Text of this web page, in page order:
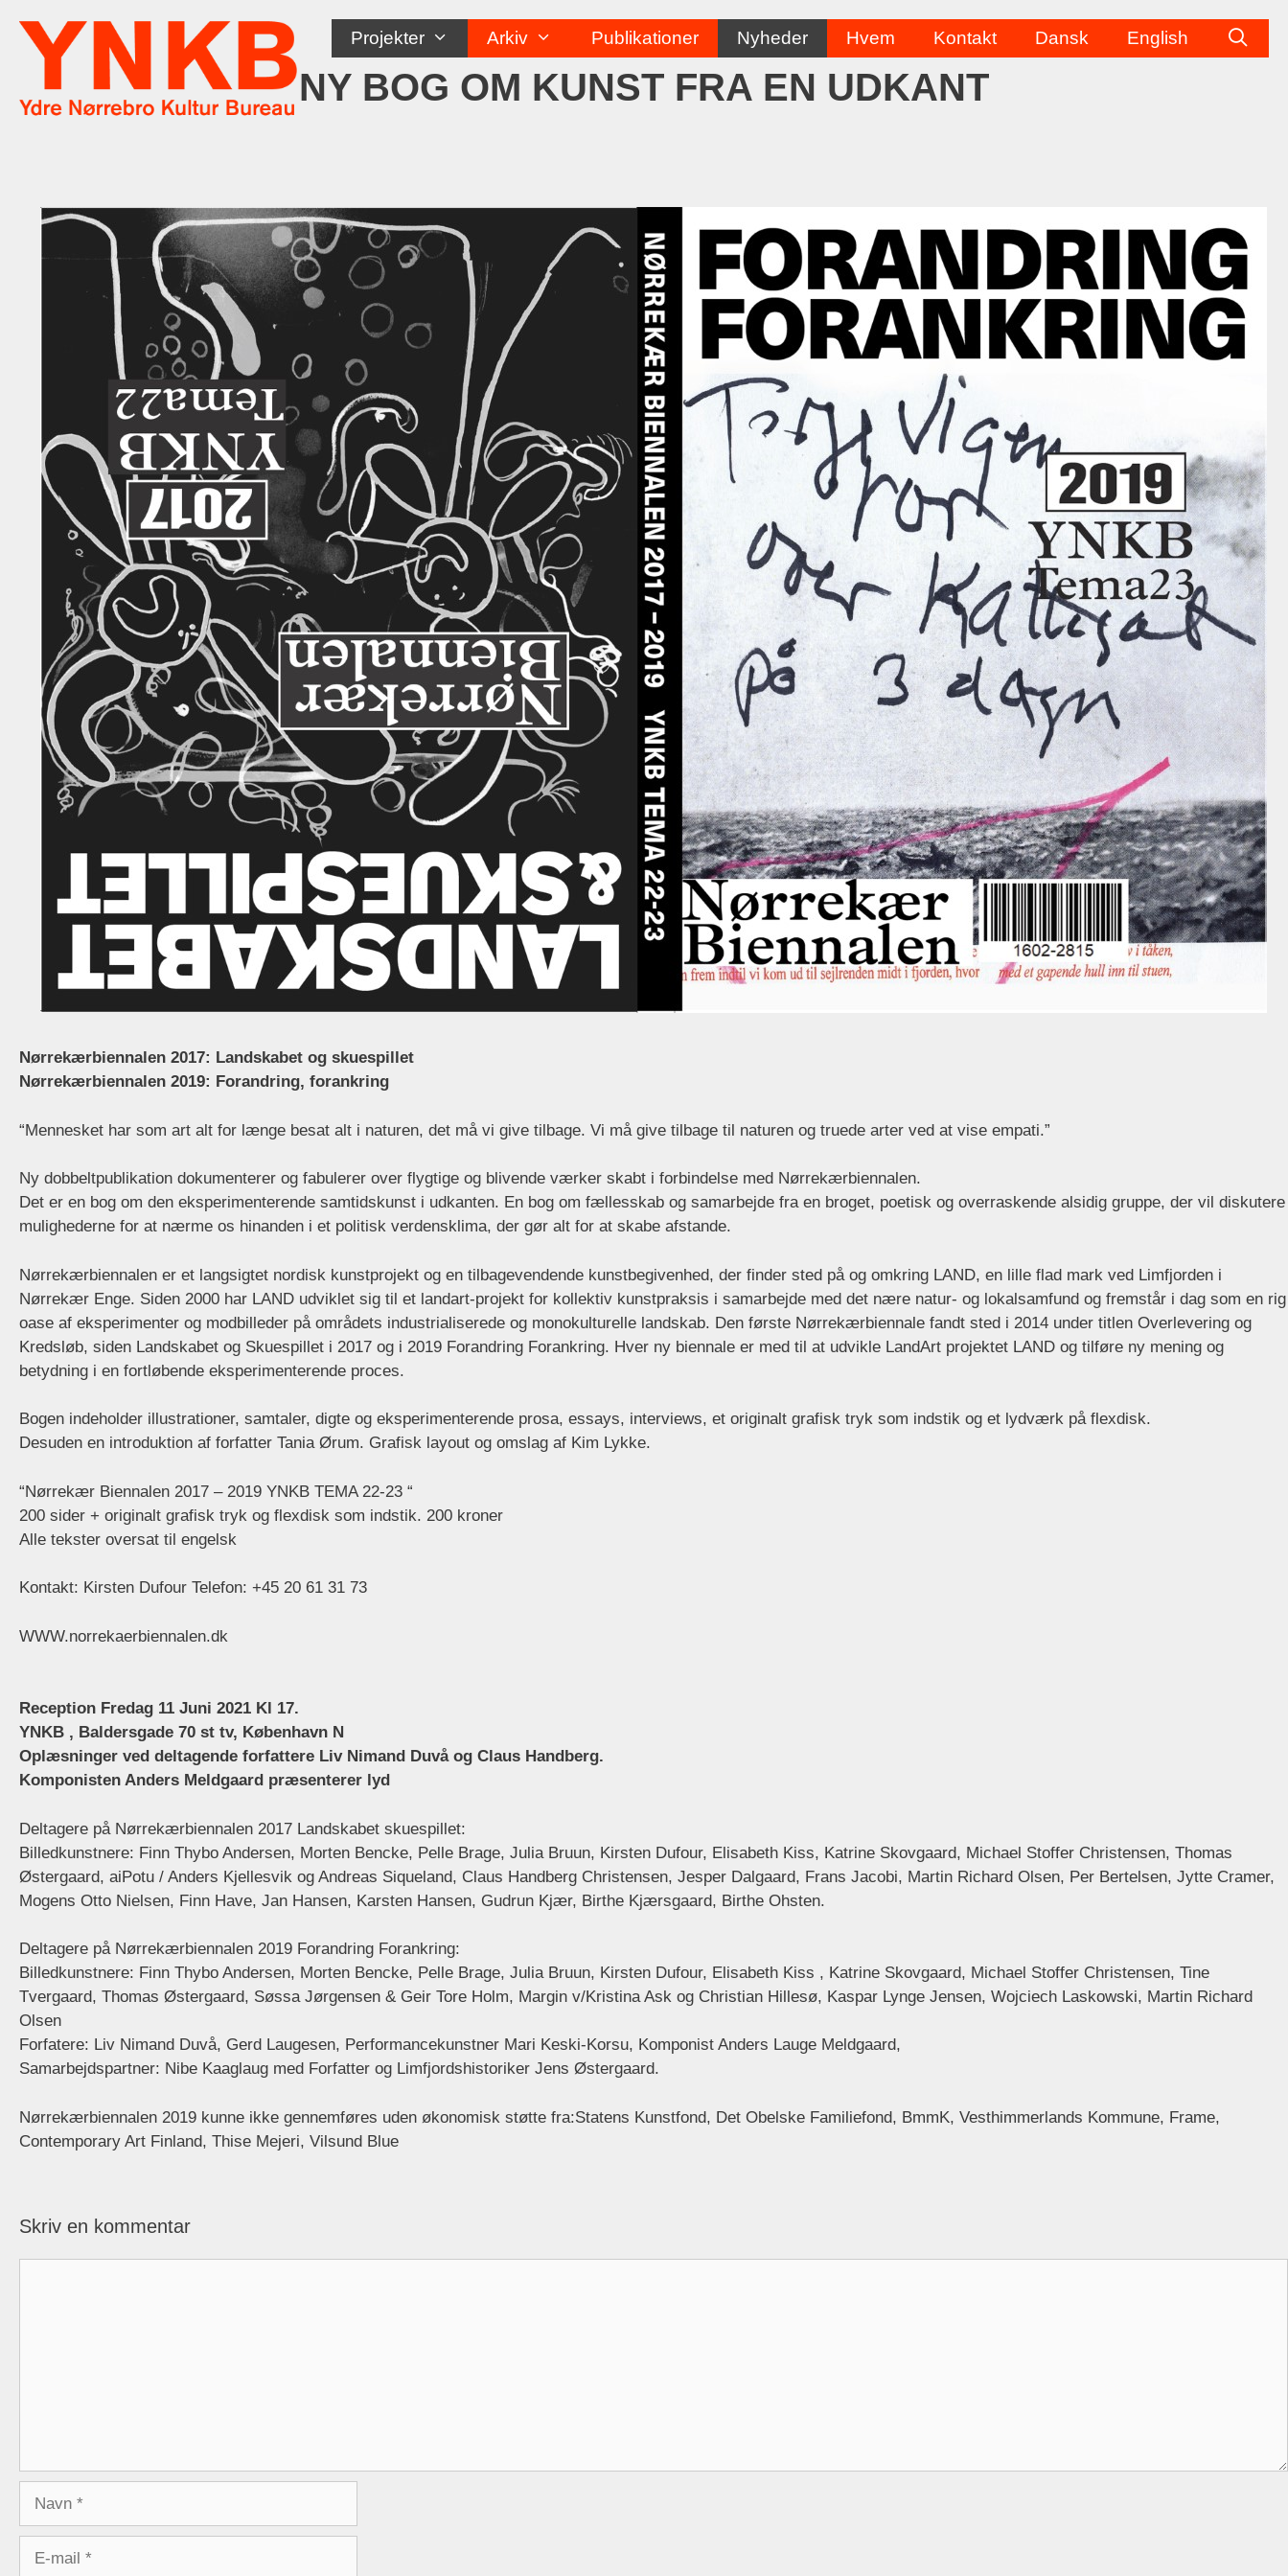
indhold
Projekter Arkiv Publikationer Nyheder Hvem Kontakt Dansk English
NY BOG OM KUNST FRA EN UDKANT
Nørrekærbiennalen 2017: Landskabet og skuespillet
Nørrekærbiennalen 2019: Forandring, forankring
“Mennesket har som art alt for længe besat alt i naturen, det må vi give tilbage. Vi må give tilbage til naturen og truede arter ved at vise empati.”
Ny dobbeltpublikation dokumenterer og fabulerer over flygtige og blivende værker skabt i forbindelse med Nørrekærbiennalen.
Det er en bog om den eksperimenterende samtidskunst i udkanten. En bog om fællesskab og samarbejde fra en broget, poetisk og overraskende alsidig gruppe, der vil diskutere
mulighederne for at nærme os hinanden i et politisk verdensklima, der gør alt for at skabe afstande.
Nørrekærbiennalen er et langsigtet nordisk kunstprojekt og en tilbagevendende kunstbegivenhed, der finder sted på og omkring LAND, en lille flad mark ved Limfjorden i
Nørrekær Enge. Siden 2000 har LAND udviklet sig til et landart-projekt for kollektiv kunstpraksis i samarbejde med det nære natur- og lokalsamfund og fremstår i dag som en rig
oase af eksperimenter og modbilleder på områdets industrialiserede og monokulturelle landskab. Den første Nørrekærbiennale fandt sted i 2014 under titlen Overlevering og
Kredsløb, siden Landskabet og Skuespillet i 2017 og i 2019 Forandring Forankring. Hver ny biennale er med til at udvikle LandArt projektet LAND og tilføre ny mening og
betydning i en fortløbende eksperimenterende proces.
Bogen indeholder illustrationer, samtaler, digte og eksperimenterende prosa, essays, interviews, et originalt grafisk tryk som indstik og et lydværk på flexdisk.
Desuden en introduktion af forfatter Tania Ørum. Grafisk layout og omslag af Kim Lykke.
“Nørrekær Biennalen 2017 – 2019 YNKB TEMA 22-23 “
200 sider + originalt grafisk tryk og flexdisk som indstik. 200 kroner
Alle tekster oversat til engelsk
Kontakt: Kirsten Dufour Telefon: +45 20 61 31 73
WWW.norrekaerbiennalen.dk
Reception Fredag 11 Juni 2021 Kl 17.
YNKB , Baldersgade 70 st tv, København N
Oplæsninger ved deltagende forfattere Liv Nimand Duvå og Claus Handberg.
Komponisten Anders Meldgaard præsenterer lyd
Deltagere på Nørrekærbiennalen 2017 Landskabet skuespillet:
Billedkunstnere: Finn Thybo Andersen, Morten Bencke, Pelle Brage, Julia Bruun, Kirsten Dufour, Elisabeth Kiss, Katrine Skovgaard, Michael Stoffer Christensen, Thomas
Østergaard, aiPotu / Anders Kjellesvik og Andreas Siqueland, Claus Handberg Christensen, Jesper Dalgaard, Frans Jacobi, Martin Richard Olsen, Per Bertelsen, Jytte Cramer,
Mogens Otto Nielsen, Finn Have, Jan Hansen, Karsten Hansen, Gudrun Kjær, Birthe Kjærsgaard, Birthe Ohsten.
Deltagere på Nørrekærbiennalen 2019 Forandring Forankring:
Billedkunstnere: Finn Thybo Andersen, Morten Bencke, Pelle Brage, Julia Bruun, Kirsten Dufour, Elisabeth Kiss , Katrine Skovgaard, Michael Stoffer Christensen, Tine
Tvergaard, Thomas Østergaard, Søssa Jørgensen & Geir Tore Holm, Margin v/Kristina Ask og Christian Hillesø, Kaspar Lynge Jensen, Wojciech Laskowski, Martin Richard
Olsen
Forfatere: Liv Nimand Duvå, Gerd Laugesen, Performancekunstner Mari Keski-Korsu, Komponist Anders Lauge Meldgaard,
Samarbejdspartner: Nibe Kaaglaug med Forfatter og Limfjordshistoriker Jens Østergaard.
Nørrekærbiennalen 2019 kunne ikke gennemføres uden økonomisk støtte fra:Statens Kunstfond, Det Obelske Familiefond, BmmK, Vesthimmerlands Kommune, Frame,
Contemporary Art Finland, Thise Mejeri, Vilsund Blue
Skriv en kommentar